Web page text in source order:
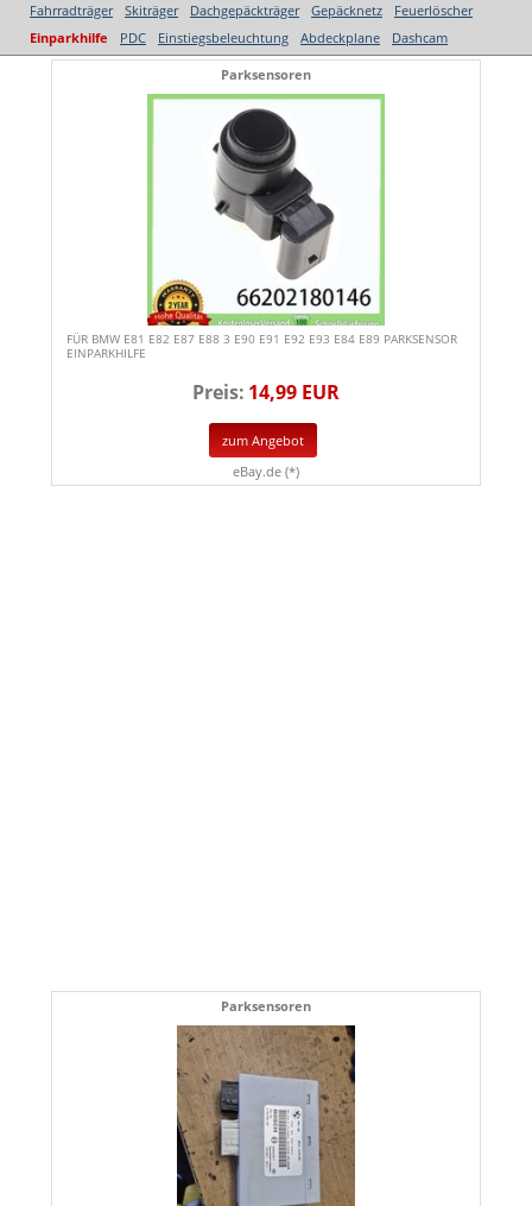
Fahrradträger
Skiträger Dachgepäckträger Gepäcknetz
Feuerlöscher
Einparkhilfe
PDC Einstiegsbeleuchtung Abdeckplane Dashcam
Parksensoren
FÜR BMW E81 E82 E87 E88 3 E90 E91 E92 E93 E84 E89 PARKSENSOR
EINPARKHILFE
Preis: 14,99 EUR
zum Angebot
eBay.de (*)
Parksensoren